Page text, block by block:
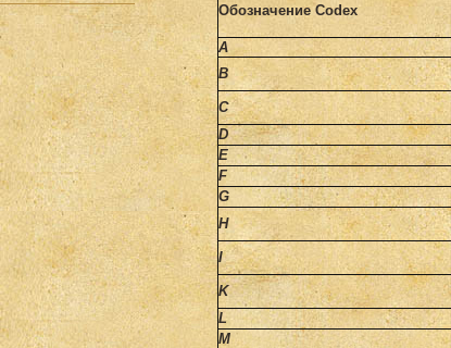
ОбозначениеCodex
А
В
C
D
E
F
G
H
I
K
L
M